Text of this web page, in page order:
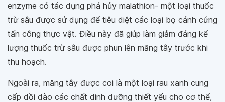
enzyme có tác dụng phá hủy malathion- một loại thuốc
trừ sâu được sử dụng để tiêu diệt các loại bọ cánh cứng
tấn công thực vật. Điều này đã giúp làm giảm đáng kể
lượng thuốc trừ sâu được phun lên măng tây trước khi
thu hoạch.
Ngoài ra, măng tây được coi là một loại rau xanh cung
cấp dồi dào các chất dinh dưỡng thiết yếu cho cơ thể,